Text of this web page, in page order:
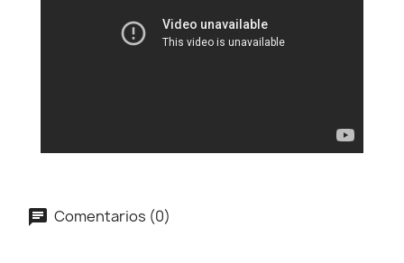
Comentarios (0)